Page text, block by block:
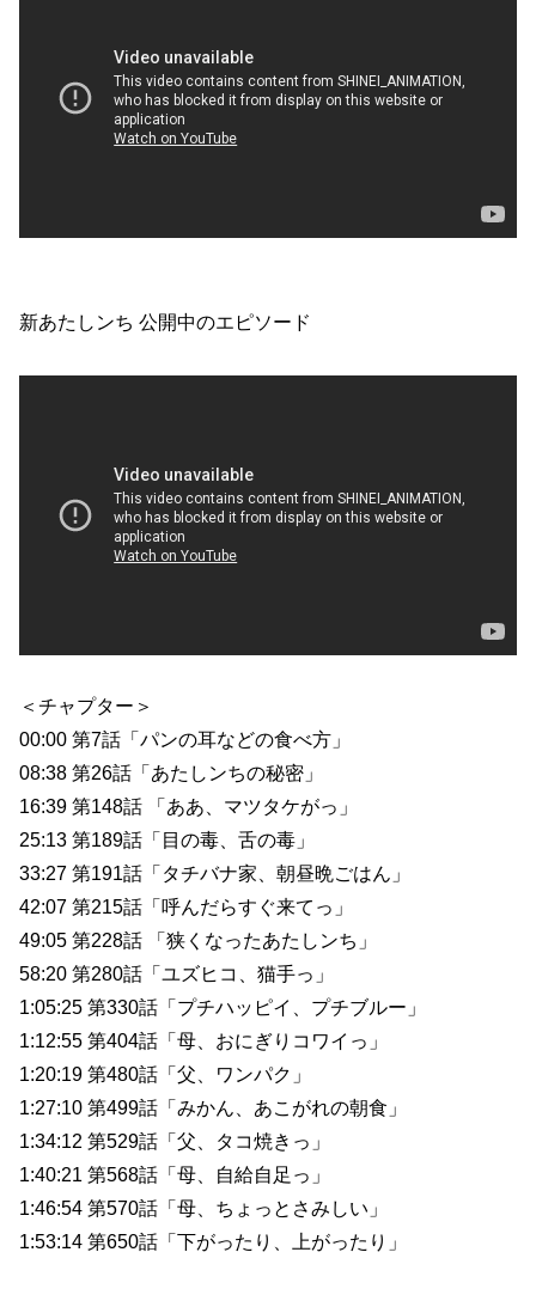
新あたしンち 公開中のエピソード
＜チャプター＞
00:00 第7話「パンの耳などの食べ方」
08:38 第26話「あたしンちの秘密」
16:39 第148話 「ああ、マツタケがっ」
25:13 第189話「目の毒、舌の毒」
33:27 第191話「タチバナ家、朝昼晩ごはん」
42:07 第215話「呼んだらすぐ来てっ」
49:05 第228話 「狭くなったあたしンち」
58:20 第280話「ユズヒコ、猫手っ」
1:05:25 第330話「プチハッピイ、プチブルー」
1:12:55 第404話「母、おにぎりコワイっ」
1:20:19 第480話「父、ワンパク」
1:27:10 第499話「みかん、あこがれの朝食」
1:34:12 第529話「父、タコ焼きっ」
1:40:21 第568話「母、自給自足っ」
1:46:54 第570話「母、ちょっとさみしい」
1:53:14 第650話「下がったり、上がったり」